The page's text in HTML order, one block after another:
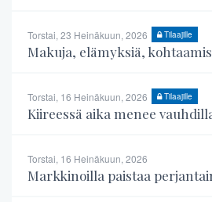
Torstai, 23 Heinäkuun, 2026 Tilaajille
Makuja, elämyksiä,
Torstai, 16 Heinäkuun, 2026 Tilaajille
Kiireessä aika menee
Torstai, 16 Heinäkuun, 2026
Markkinoilla paistaa